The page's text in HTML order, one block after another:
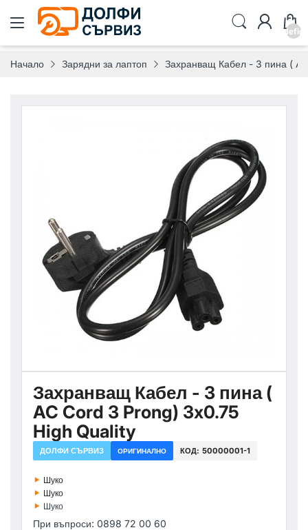
Начало Зарядни за лаптоп Захранващ Кабел - 3 пина (
Захранващ Кабел - 3 пина (
AC Cord 3 Prong) 3x0.75
High Quality
ДОЛФИ СЪРВИЗ ОРИГИНАЛНО КОД: 50000001-1
‣ Шуко
‣ Шуко
‣ Шуко
При въпроси: 0898 72 00 60